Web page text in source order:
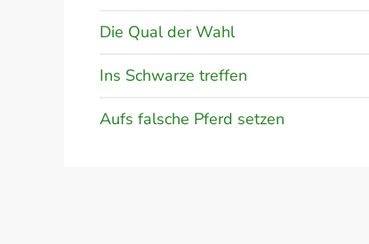
Die Qual der Wahl
Ins Schwarze treffen
Aufs falsche Pferd setzen